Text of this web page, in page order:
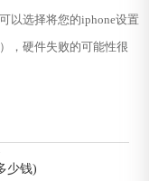
以选择将您的iphone设置
，硬件失败的可能性很
少钱)